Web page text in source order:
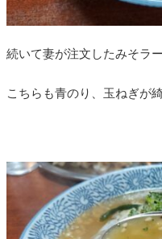
続いて妻が注文したみそラ
こちらも青のり、玉ねぎが